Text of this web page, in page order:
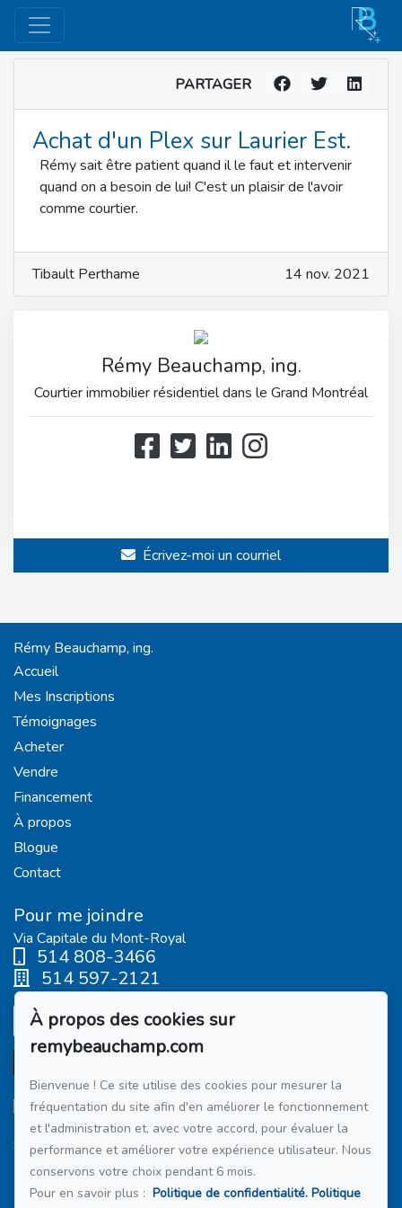
PARTAGER
Achat d'un Plex sur Laurier Est.
Rémy sait être patient quand il le faut et intervenir
quand on a besoin de lui! C'est un plaisir de l'avoir
comme courtier.
Tibault Perthame 14 nov. 2021
Rémy Beauchamp, ing.
Courtier immobilier résidentiel dans le Grand Montréal
Écrivez-moi un courriel
Rémy Beauchamp, ing.
Accueil
Mes Inscriptions
Témoignages
Acheter
Vendre
Financement
À propos
Blogue
Contact
Pour me joindre
Via Capitale du Mont-Royal
514 808-3466
514 597-2121
Écrivez-moi un courriel
Suivez-moi sur Facebook !
Membre du réseau :Via Capitale
À propos des cookies sur
remybeauchamp.com
Bienvenue ! Ce site utilise des cookies pour mesurer la
fréquentation du site afin d'en améliorer le fonctionnement
et l'administration et, avec votre accord, pour évaluer la
performance et améliorer votre expérience utilisateur. Nous
conservons votre choix pendant 6 mois.
Pour en savoir plus : Politique de confidentialité. Politique